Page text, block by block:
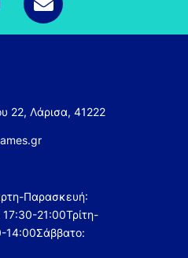
22, Λάρισα, 41222
Παρασκευή:
21:00Τρίτη-
14:00Σάββατο: